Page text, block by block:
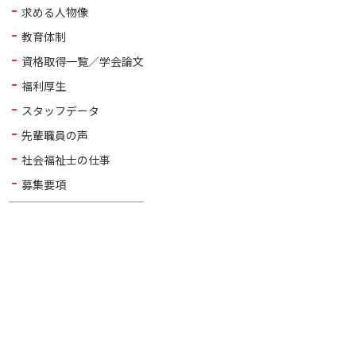
求める人物像
教育体制
資格取得一覧／学会論文
福利厚生
スタッフデータ
先輩職員の声
社会福祉士の仕事
募集要項